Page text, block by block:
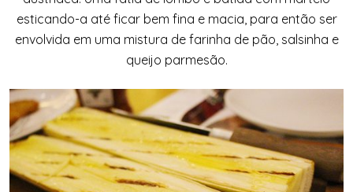
esticando-a até ficar bem fina e macia, para então ser
envolvida em uma mistura de farinha de pão, salsinha e
queijo parmesão.